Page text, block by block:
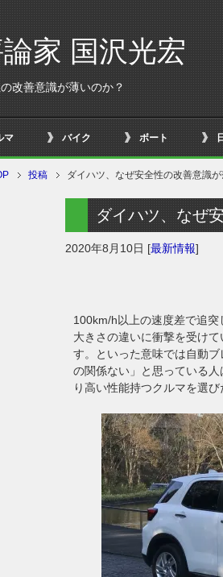
家 国沢光宏
改善意識が薄いのか？
マ バイク ボート
投稿 ダイハツ、なぜ安全性の改善意識
ダイハツ、なぜ
2020年8月10日 [最新情報]
100km/h以上の速度差で追
大きさの違いに衝撃を受け
す。といった意味では自動
の関係ない」と思っている
り高い性能持つクルマを選び